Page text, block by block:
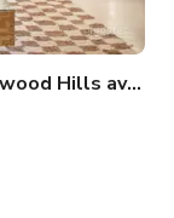
Hills avec